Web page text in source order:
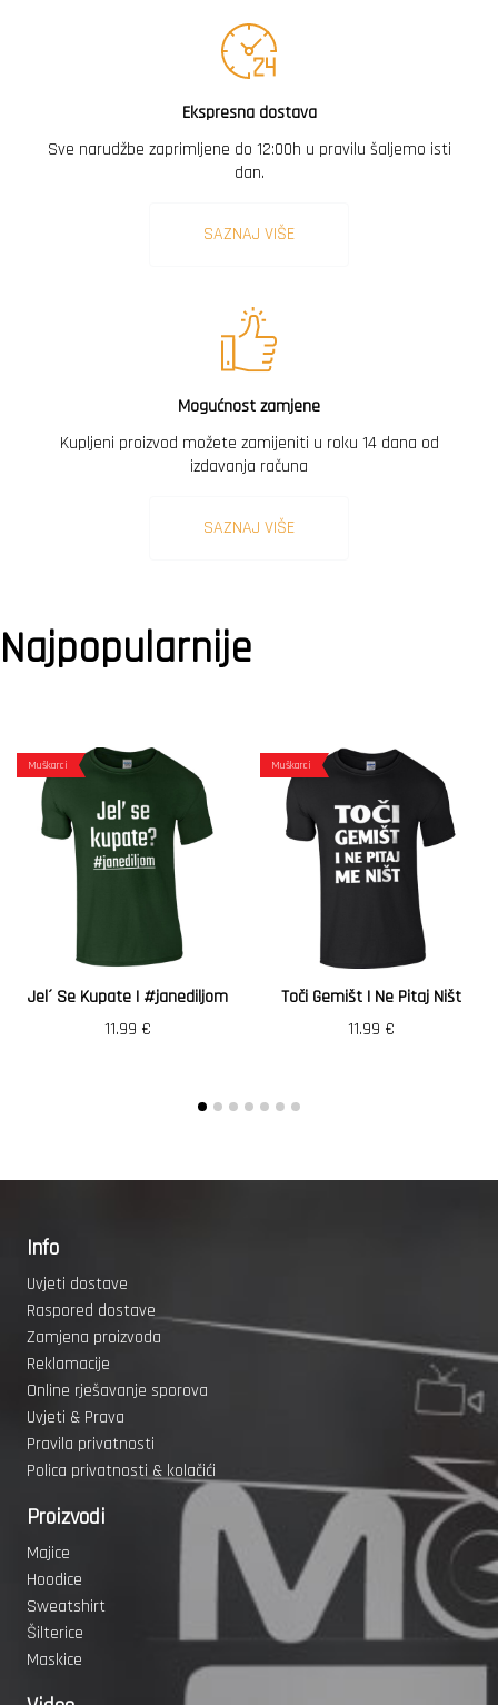
Ekspresna dostava
Sve narudžbe zaprimljene do 12:00h u pravilu šaljemo isti
dan.
SAZNAJ VIŠE
Mogućnost zamjene
Kupljeni proizvod možete zamijeniti u roku 14 dana od
izdavanja računa
SAZNAJ VIŠE
Najpopularnije
Muškarci
Jel´ Se Kupate | #janediljom
11.99 €
Muškarci
Toči Gemišt I Ne Pitaj Ništ
11.99 €
Info
Uvjeti dostave
Raspored dostave
Zamjena proizvoda
Reklamacije
Online rješavanje sporova
Uvjeti & Prava
Pravila privatnosti
Polica privatnosti & kolačići
Proizvodi
Majice
Hoodice
Sweatshirt
Šilterice
Maskice